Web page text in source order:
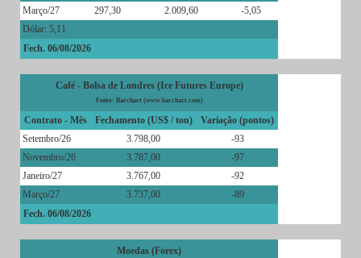
Março/27
297,30 2.009,60
-5,05
Dólar: 5,11
Fech. 06/08/2026
Café - Bolsa de Londres (Ice Futures Europe)
Fonte: Barchart (www.barchart.com)
Contrato - Mês Fechamento (US$ / ton)
Variação (pontos)
Setembro/26
3.798,00
-93
Novembro/26
3.787,00
-97
Janeiro/27
3.767,00
-92
Março/27
3.737,00
-89
Fech. 06/08/2026
Moedas (Forex)